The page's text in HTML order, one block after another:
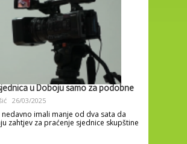
u Doboju samo za podobne
26/03/2025
imali manje od dva sata da
zahtjev za praćenje sjednice skupštine